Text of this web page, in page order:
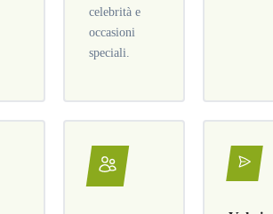
celebrità e
occasioni
speciali.